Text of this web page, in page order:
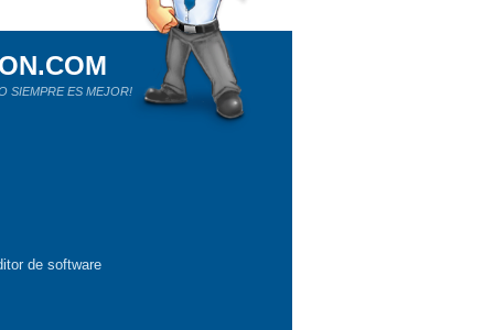
SIEMPRE ES MEJOR!
de software